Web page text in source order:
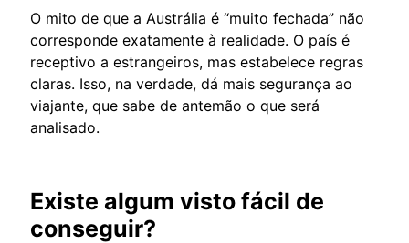
O mito de que a Austrália é “muito fechada” não
corresponde exatamente à realidade. O país é
receptivo a estrangeiros, mas estabelece regras
claras. Isso, na verdade, dá mais segurança ao
viajante, que sabe de antemão o que será
analisado.
Existe algum visto fácil de
conseguir?